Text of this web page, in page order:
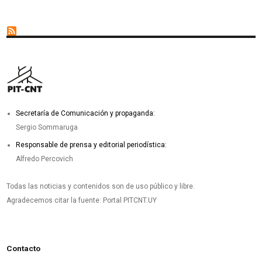
Secretaría de Comunicación y propaganda:
Sergio Sommaruga
Responsable de prensa y editorial periodística:
Alfredo Percovich
Todas las noticias y contenidos son de uso público y libre.
Agradecemos citar la fuente: Portal PITCNT.UY
Contacto